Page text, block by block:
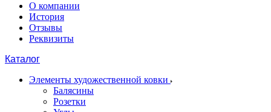
О компании
История
Отзывы
Реквизиты
Каталог
Элементы художественной ковки
Балясины
Розетки